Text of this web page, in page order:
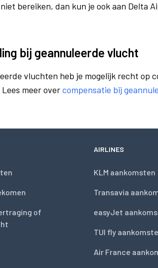
bereiken, dan kun je ook aan Delta
bij geannuleerde vlucht
vluchten heb je mogelijk recht op
meer overcompensatie bij
of
AIRLINES
KLM aankomsten
Transavia
easyJet
TUI fly
Air France